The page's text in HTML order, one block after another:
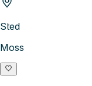
Sted
Moss